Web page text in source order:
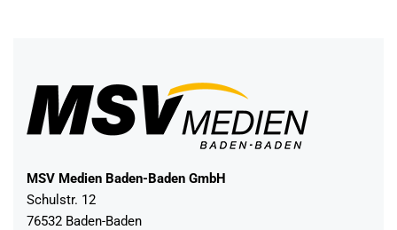
MSV Medien Baden-Baden GmbH
Schulstr. 12
76532 Baden-Baden